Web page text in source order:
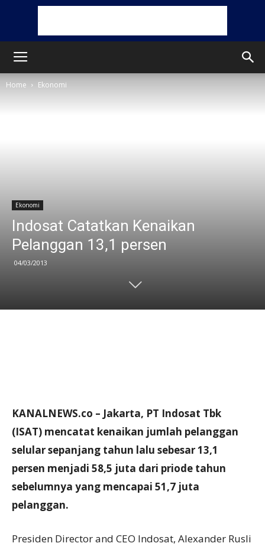
Home Ekonomi
Ekonomi
Indosat Catatkan Kenaikan
Pelanggan 13,1 persen
04/03/2013
KANALNEWS.co – Jakarta, PT Indosat Tbk
(ISAT) mencatat kenaikan jumlah pelanggan
selular sepanjang tahun lalu sebesar 13,1
persen menjadi 58,5 juta dari priode tahun
sebelumnya yang mencapai 51,7 juta
pelanggan.
Presiden Director and CEO Indosat, Alexander Rusli